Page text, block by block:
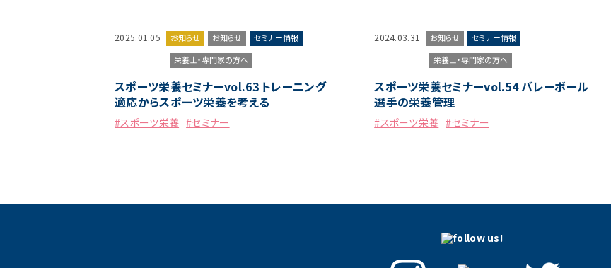
2025.01.05 お知らせ お知らせ
セミナー情報
栄養士・専門家の方へ
スポーツ栄養セミナーvol.63 トレーニング
適応からスポーツ栄養を考える
#スポーツ栄養 #セミナー
2024.03.31 お知らせ
セミナー情報
栄養士・専門家の方へ
スポーツ栄養セミナーvol.54 バレーボール
選手の栄養管理
#スポーツ栄養 #セミナー